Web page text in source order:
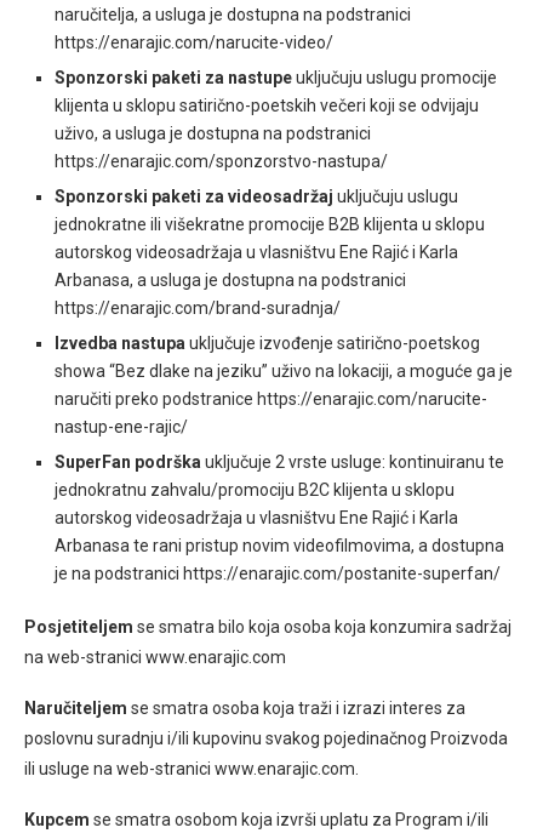
naručitelja, a usluga je dostupna na podstranici
https://enarajic.com/narucite-video/
Sponzorski paketi za nastupeuključuju uslugu promocije
klijenta u sklopu satirično-poetskih večeri koji se odvijaju
uživo, a usluga je dostupna na podstranici
https://enarajic.com/sponzorstvo-nastupa/
Sponzorski paketi za videosadržaj uključuju uslugu
jednokratne ili višekratne promocije B2B klijenta u sklopu
autorskog videosadržaja u vlasništvu Ene Rajić i Karla
Arbanasa, a usluga je dostupna na podstranici
https://enarajic.com/brand-suradnja/
Izvedba nastupa uključuje izvođenje satirično-poetskog
showa “Bez dlake na jeziku” uživo na lokaciji, a moguće ga je
naručiti preko podstranice https://enarajic.com/narucite-
nastup-ene-rajic/
SuperFan podrška uključuje 2 vrste usluge: kontinuiranu te
jednokratnu zahvalu/promociju B2C klijenta u sklopu
autorskog videosadržaja u vlasništvu Ene Rajić i Karla
Arbanasa te rani pristup novim videofilmovima, a dostupna
je na podstranici https://enarajic.com/postanite-superfan/
Posjetiteljem se smatra bilo koja osoba koja konzumira sadržaj
na web-stranici www.enarajic.com
Naručiteljem se smatra osoba koja traži i izrazi interes za
poslovnu suradnju i/ili kupovinu svakog pojedinačnog Proizvoda
ili usluge na web-stranici www.enarajic.com.
Kupcem se smatra osobom koja izvrši uplatu za Program i/ili